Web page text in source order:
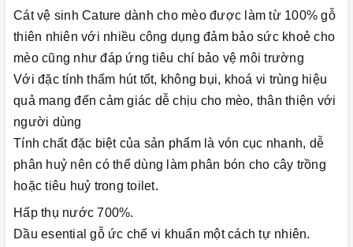
Cát vệ sinh Cature dành cho mèo được làm từ 100% gỗ
thiên nhiên với nhiều công dụng đảm bảo sức khoẻ cho
mèo cũng như đáp ứng tiêu chí bảo vệ môi trường
Với đặc tính thấm hút tốt, không bụi, khoá vi trùng hiệu
quả mang đến cảm giác dễ chịu cho mèo, thân thiện với
người dùng
Tính chất đặc biệt của sản phẩm là vón cục nhanh, dễ
phân huỷ nên có thể dùng làm phân bón cho cây trồng
hoặc tiêu huỷ trong toilet.
Hấp thụ nước 700%.
Dầu esential gỗ ức chế vi khuẩn một cách tự nhiên.